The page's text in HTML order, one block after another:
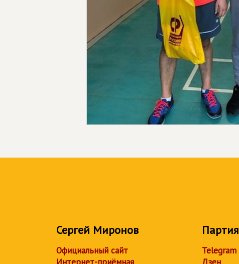
Сергей Миронов
Официальный сайт
Партия
Telegram